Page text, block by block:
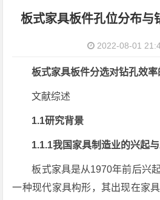
板式家具板件孔位分布与
2022-08-01
板式家具板件分选对钻孔效率
文献综述
1.1研究背景
1.1.1我国家具制造业的兴起
板式家具是从1970年前后兴
一种现代家具构形，其出现在家